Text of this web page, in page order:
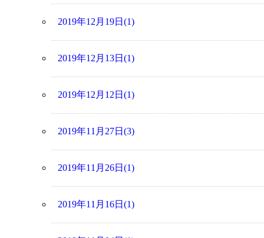
2019年12月19日(1)
2019年12月13日(1)
2019年12月12日(1)
2019年11月27日(3)
2019年11月26日(1)
2019年11月16日(1)